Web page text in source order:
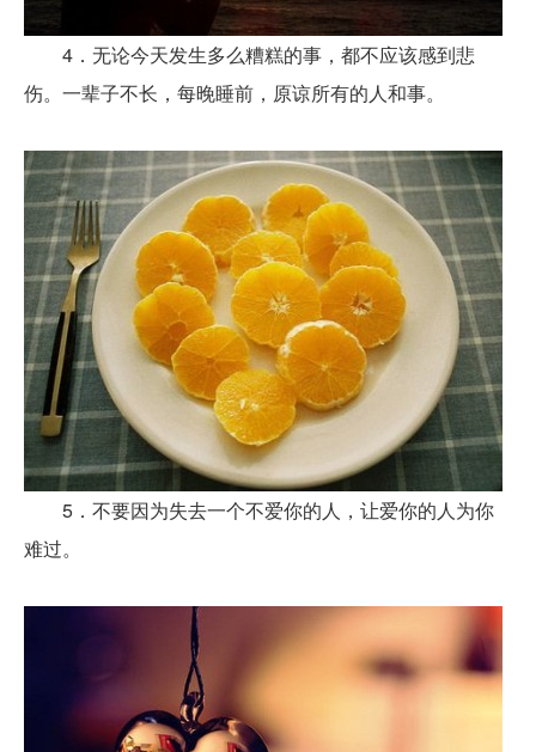
4．无论今天发生多么糟糕的事，都不应该感到悲
伤。一辈子不长，每晚睡前，原谅所有的人和事。
5．不要因为失去一个不爱你的人，让爱你的人为你
难过。